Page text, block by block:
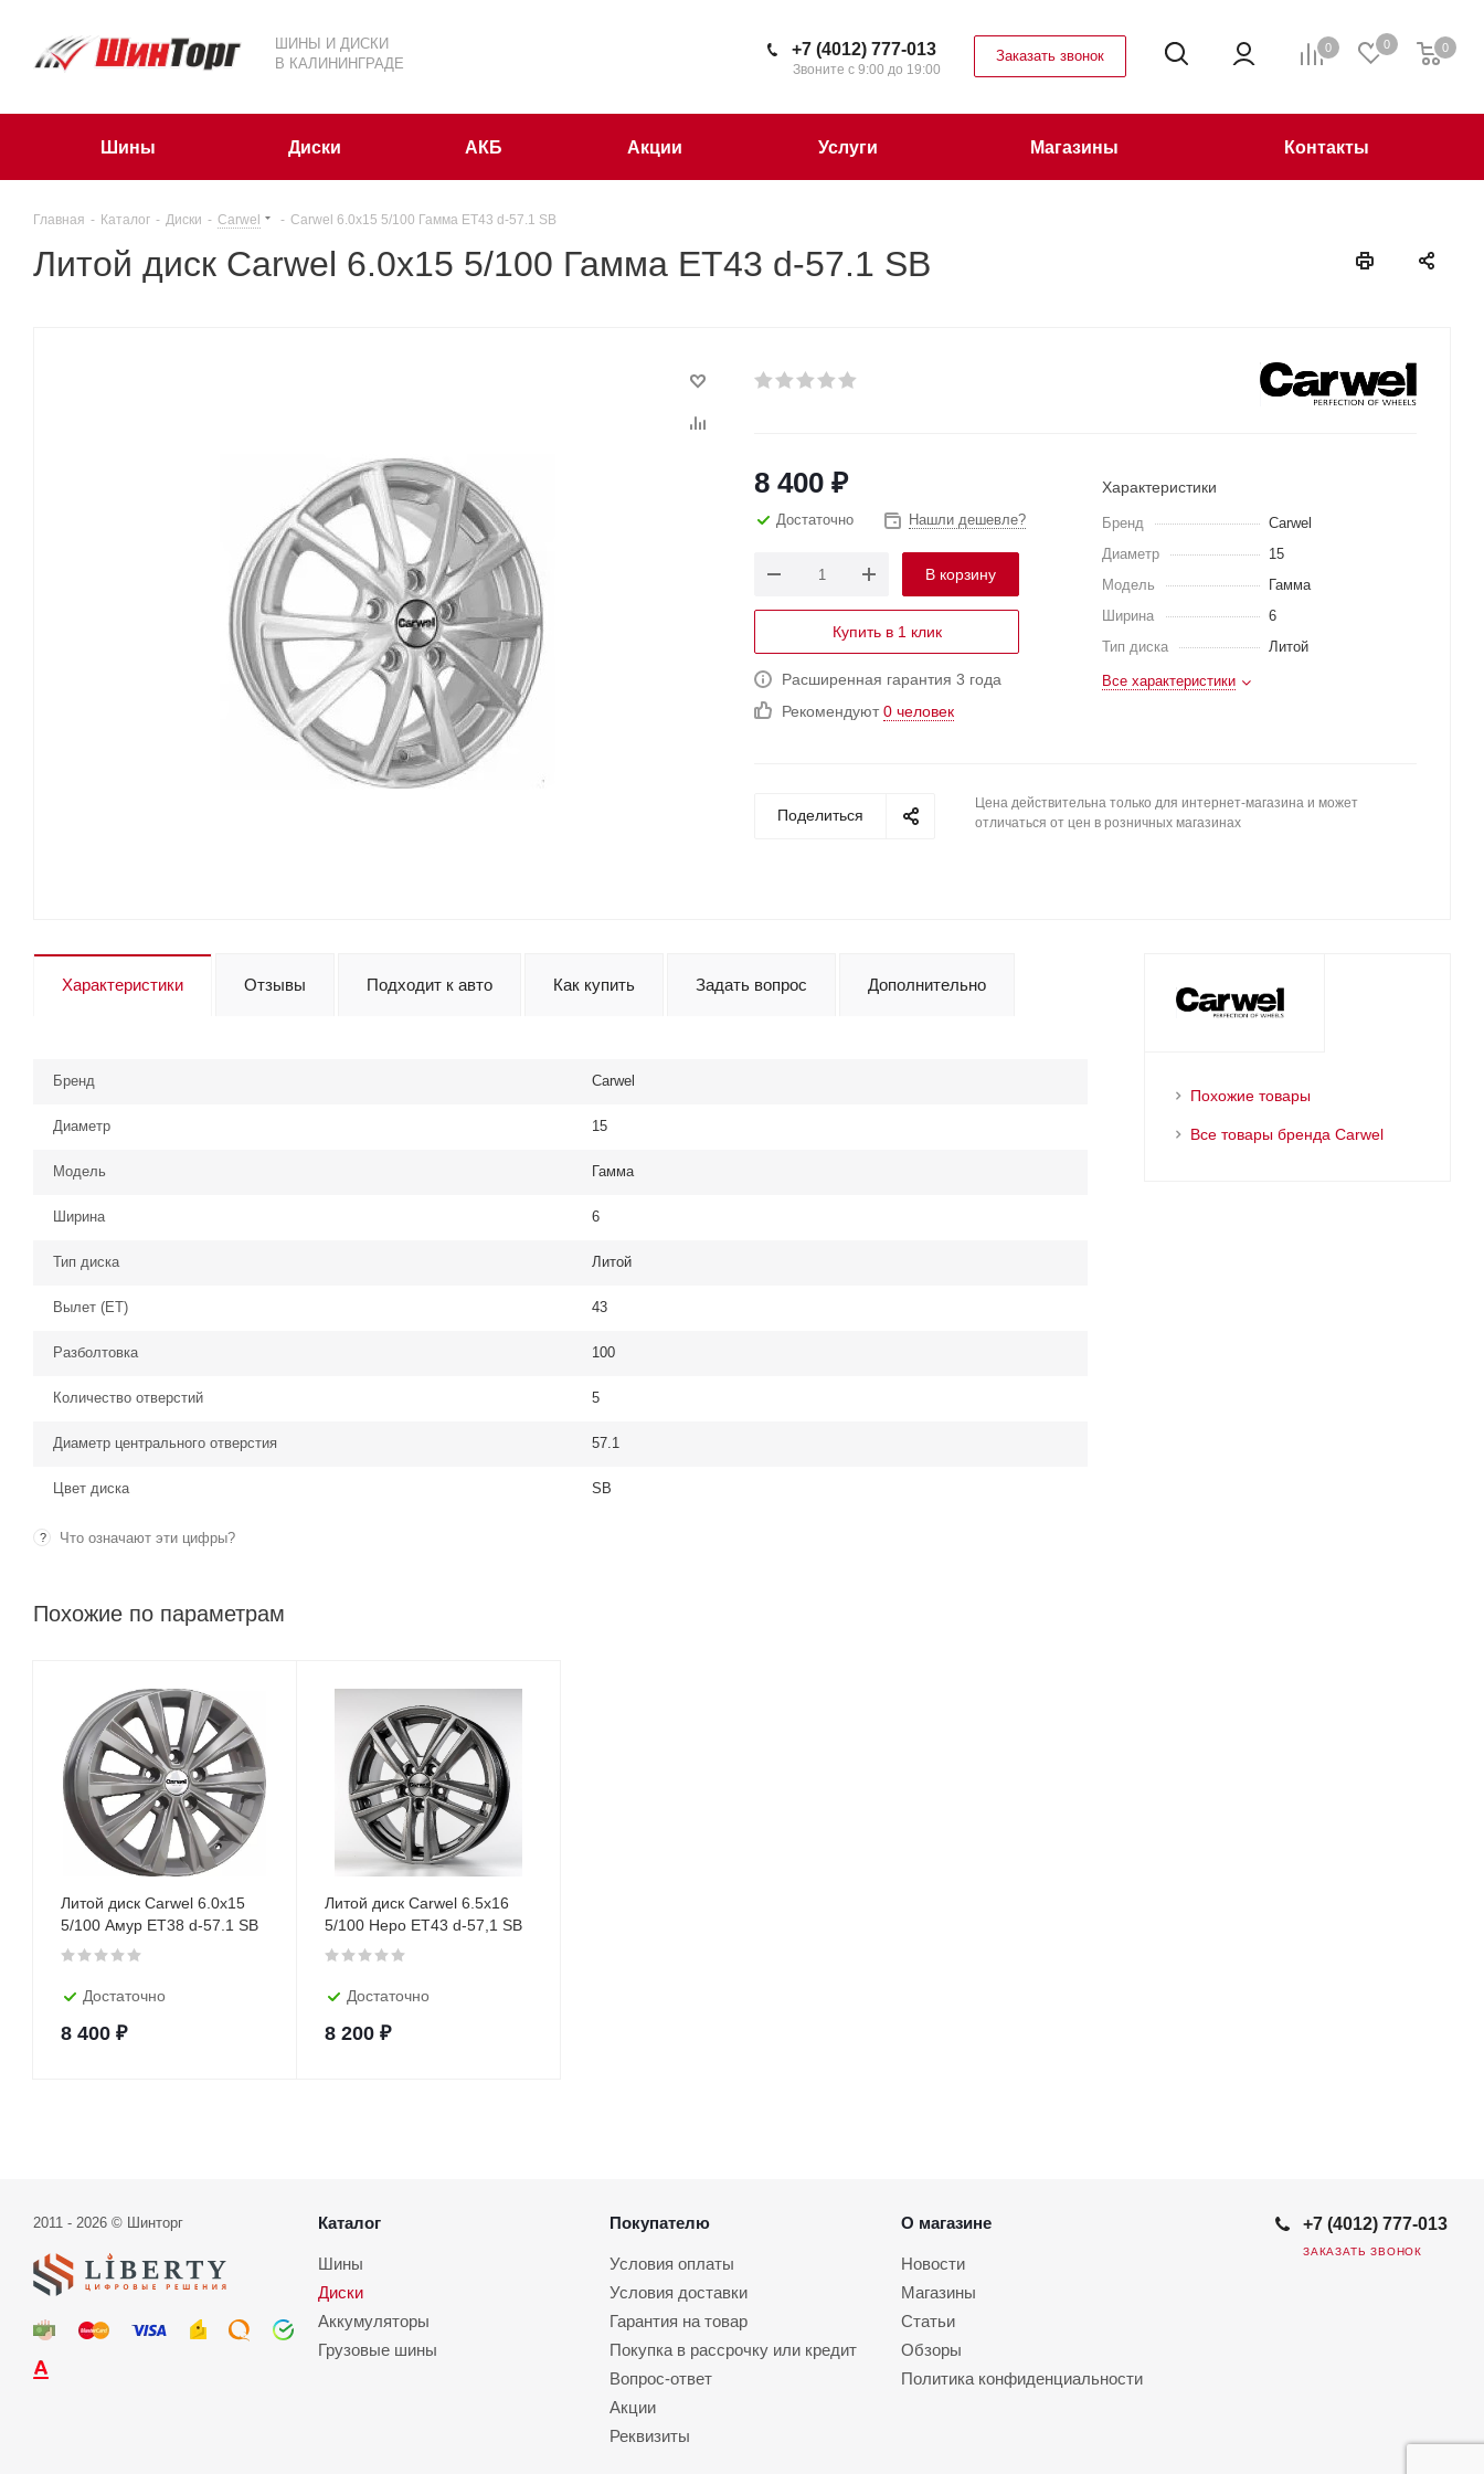
ШИНЫ И ДИСКИ
В КАЛИНИНГРАДЕ
0 0 0
+7 (4012) 777-013
Звоните с 9:00 до 19:00
Заказать звонок
Шины Диски АКБ Акции Услуги Магазины Контакты
Главная - Каталог - Диски - Carwel - Carwel 6.0x15 5/100 Гамма ET43 d-57.1 SB
Литой диск Carwel 6.0x15 5/100 Гамма ET43 d-57.1 SB
8 400 ₽
Достаточно Нашли дешевле?
В корзину
Купить в 1 клик
Расширенная гарантия 3 года
Рекомендуют0 человек
Характеристики
Бренд
Carwel
Диаметр
15
Модель
Гамма
Ширина
6
Тип диска
Литой
Все характеристики
Поделиться
Цена действительна только для интернет-магазина и может
отличаться от цен в розничных магазинах
Характеристики Отзывы Подходит к авто Как купить Задать вопрос Дополнительно
Бренд Carwel
Диаметр 15
Модель Гамма
Ширина 6
Тип диска Литой
Вылет (ЕТ) 43
Разболтовка 100
Количество отверстий 5
Диаметр центрального отверстия 57.1
Цвет диска SB
? Что означают эти цифры?
Похожие по параметрам
Литой диск Carwel 6.0x15
5/100 Амур ET38 d-57.1 SB
Достаточно
8 400 ₽
Литой диск Carwel 6.5х16
5/100 Hepo ET43 d-57,1 SB
Достаточно
8 200 ₽
Похожие товары
Все товары бренда Carwel
2011 - 2026 © Шинторг Каталог
Шины
Диски
Аккумуляторы
Грузовые шины
Покупателю
Условия оплаты
Условия доставки
Гарантия на товар
Покупка в рассрочку или кредит
Вопрос-ответ
Акции
Реквизиты
О магазине
Новости
Магазины
Статьи
Обзоры
Политика конфиденциальности
+7 (4012) 777-013
ЗАКАЗАТЬ ЗВОНОК